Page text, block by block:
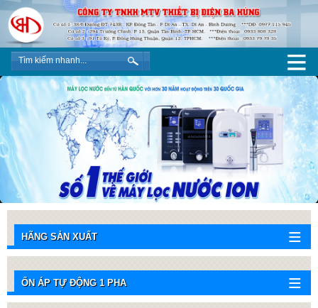
HÃNG SẢN XUẤT
ỔN ÁP TỰ ĐỘNG 1 PHA